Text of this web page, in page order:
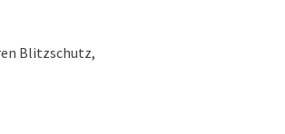
Blitzschutz,